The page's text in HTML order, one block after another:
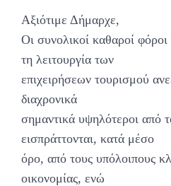
Αξιότιμε Δήμαρχε,
Οι συνολικοί καθαροί
τη λειτουργία των
επιχειρήσεων τουρισμού
διαχρονικά
σημαντικά υψηλότεροι από
εισπράττονται, κατά μέσο
όρο, από τους υπόλοιπους
οικονομίας, ενώ